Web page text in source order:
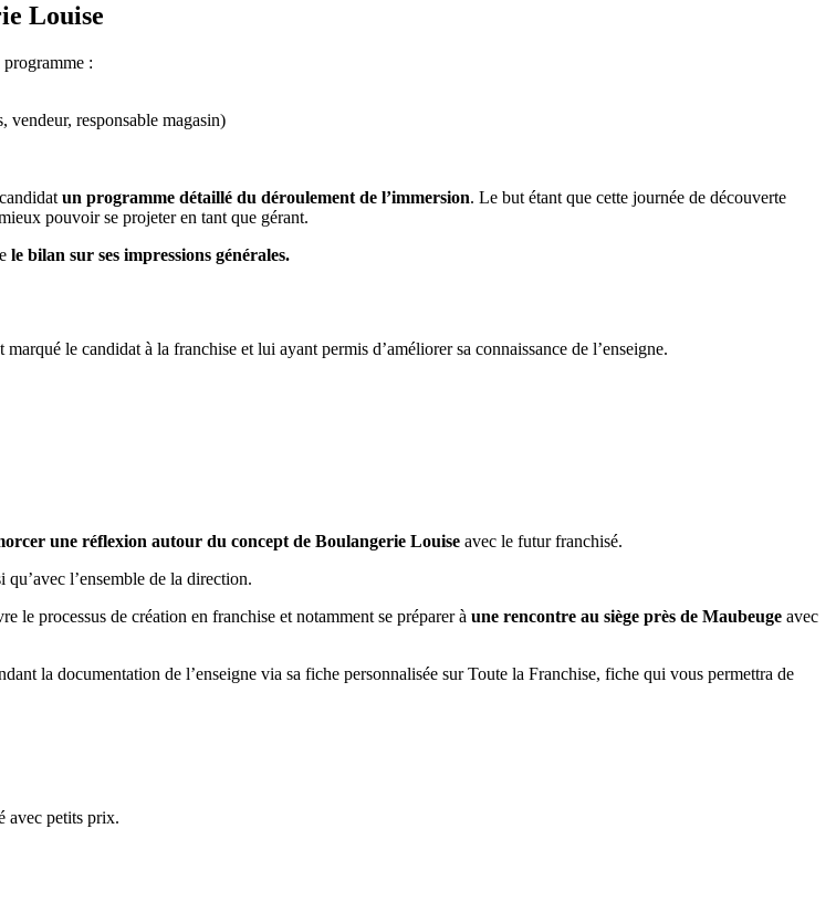
Louise
:
vendeur, responsable magasin)
un programme détaillé du déroulement de l’immersion. Le but étant que cette journée de découverte
pouvoir se projeter en tant que gérant.
le bilan sur ses impressions générales.
le candidat à la franchise et lui ayant permis d’améliorer sa connaissance de l’enseigne.
une réflexion autour du concept de Boulangerie Louise avec le futur franchisé.
l’ensemble de la direction.
le processus de création en franchise et notamment se préparer à une rencontre au siège près de Maubeuge avec
la documentation de l’enseigne via sa fiche personnalisée sur Toute la Franchise, fiche qui vous permettra de
avec petits prix.